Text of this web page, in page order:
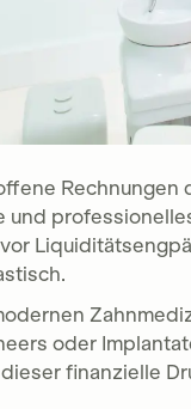
Rechnungen
und
oder
finanzielle